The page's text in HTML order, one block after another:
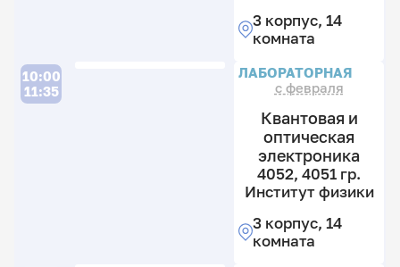
3 корпус, 14
комната
10:00
11:35
ЛАБОРАТОРНАЯ
с февраля
Квантовая и
оптическая
электроника
4052, 4051 гр.
Институт физики
3 корпус, 14
комната